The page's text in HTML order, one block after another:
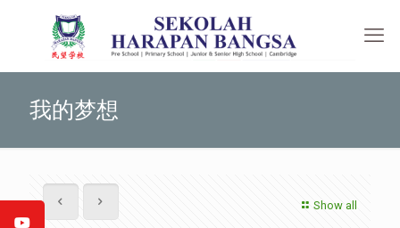
我的梦想
Show all